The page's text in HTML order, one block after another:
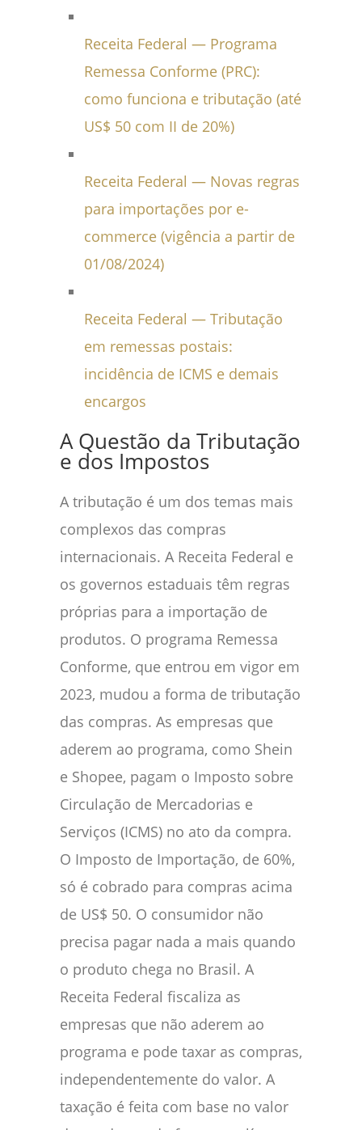
Receita Federal — Programa
Remessa Conforme (PRC):
como funciona e tributação (até
US$ 50 com II de 20%)
Receita Federal — Novas regras
para importações por e-
commerce (vigência a partir de
01/08/2024)
Receita Federal — Tributação
em remessas postais:
incidência de ICMS e demais
encargos
A Questão da Tributação
e dos Impostos
A tributação é um dos temas mais
complexos das compras
internacionais. A Receita Federal e
os governos estaduais têm regras
próprias para a importação de
produtos. O programa Remessa
Conforme, que entrou em vigor em
2023, mudou a forma de tributação
das compras. As empresas que
aderem ao programa, como Shein
e Shopee, pagam o Imposto sobre
Circulação de Mercadorias e
Serviços (ICMS) no ato da compra.
O Imposto de Importação, de 60%,
só é cobrado para compras acima
de US$ 50. O consumidor não
precisa pagar nada a mais quando
o produto chega no Brasil. A
Receita Federal fiscaliza as
empresas que não aderem ao
programa e pode taxar as compras,
independentemente do valor. A
taxação é feita com base no valor